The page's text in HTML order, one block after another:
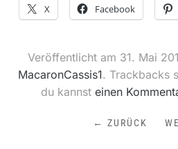
X Facebook
Veröffentlicht am 31. Mai
MacaronCassis1. Trackbacks
du kannst einen
← ZURÜCK